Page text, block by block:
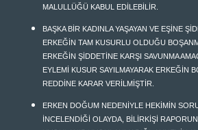
MALULLÜĞÜ KABUL EDİLEBİLİR.
BAŞKA BİR KADINLA YAŞAYAN VE EŞİNE
ERKEĞİN TAM KUSURLU OLDUĞU
ERKEĞİN ŞİDDETİNE KARŞI SAVUNMA
EYLEMİ KUSUR SAYILMAYARAK ERKEĞİN
REDDİNE KARAR VERİLMİŞTİR.
ERKEN DOĞUM NEDENİYLE HEKİMİN
İNCELENDİĞİ OLAYDA, BİLİRKİŞİ